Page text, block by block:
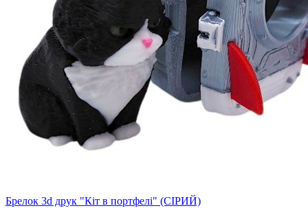
Брелок 3d друк "Кіт в портфелі" (СІРИЙ)